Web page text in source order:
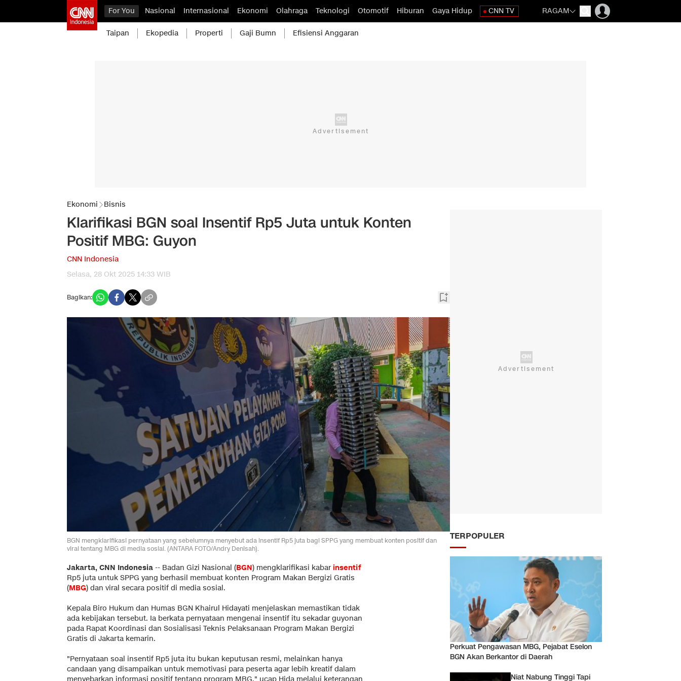
For You Nasional Internasional Ekonomi Olahraga Teknologi Otomotif Hiburan Gaya Hidup CNN TV RAGAM
Taipan Ekopedia Properti Gaji Bumn Efisiensi Anggaran
Ekonomi Bisnis
Klarifikasi BGN soal Insentif Rp5 Juta untuk Konten
Positif MBG: Guyon
CNN Indonesia
Selasa, 28 Okt 2025 14:33 WIB
Bagikan:
BGN mengklarifikasi pernyataan yang sebelumnya menyebut ada insentif Rp5 juta bagi SPPG yang membuat konten positif dan
viral tentang MBG di media sosial. (ANTARA FOTO/Andry Denisah).
Jakarta, CNN Indonesia -- Badan Gizi Nasional (BGN) mengklarifikasi kabar insentif
Rp5 juta untuk SPPG yang berhasil membuat konten Program Makan Bergizi Gratis
(MBG) dan viral secara positif di media sosial.
Kepala Biro Hukum dan Humas BGN Khairul Hidayati menjelaskan memastikan tidak
ada kebijakan tersebut. Ia berkata pernyataan mengenai insentif itu sekadar guyonan
pada Rapat Koordinasi dan Sosialisasi Teknis Pelaksanaan Program Makan Bergizi
Gratis di Jakarta kemarin.
"Pernyataan soal insentif Rp5 juta itu bukan keputusan resmi, melainkan hanya
candaan yang disampaikan untuk memotivasi para peserta agar lebih kreatif dalam
TERPOPULER
Perkuat Pengawasan MBG, Pejabat Eselon
BGN Akan Berkantor di Daerah
Niat Nabung Tinggi Tapi